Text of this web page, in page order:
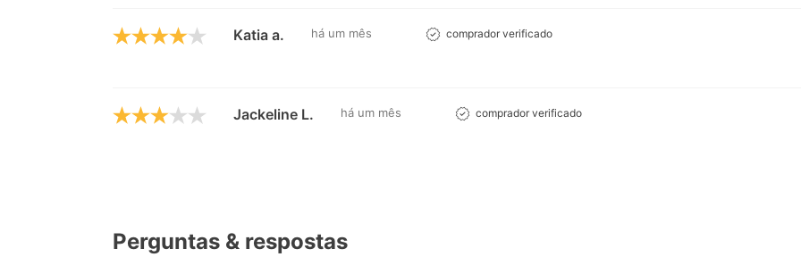
Katia a. há um mês comprador verificado
Jackeline L. há um mês comprador verificado
Perguntas & respostas